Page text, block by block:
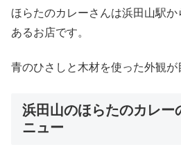
ほらたのカレーさんは浜田山駅
あるお店です。
青のひさしと木材を使った外観が
浜田山のほらたのカレー
ニュー